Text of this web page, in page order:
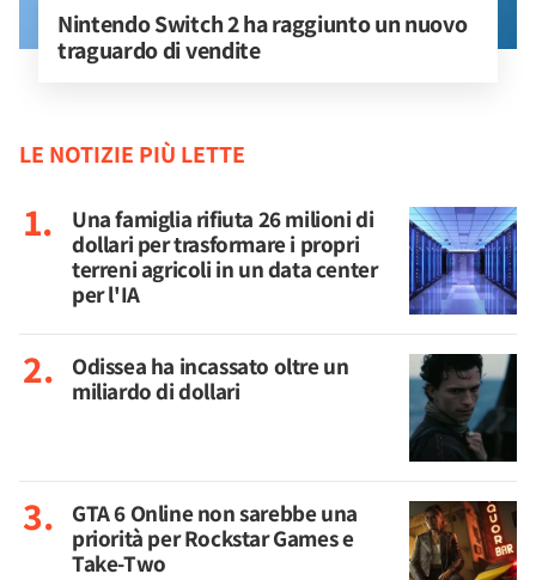
Nintendo Switch 2 ha raggiunto un nuovo
traguardo di vendite
LE NOTIZIE PIÙ LETTE
Una famiglia rifiuta 26 milioni di
dollari per trasformare i propri
terreni agricoli in un data center
per l'IA
Odissea ha incassato oltre un
miliardo di dollari
GTA 6 Online non sarebbe una
priorità per Rockstar Games e
Take-Two